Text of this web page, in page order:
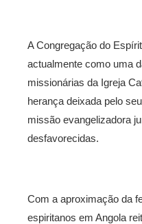
A Congregação do
actualmente como uma
missionárias da Igreja
herança deixada pelo
missão evangelizadora
desfavorecidas.
Com a aproximação da
espiritanos em Angola